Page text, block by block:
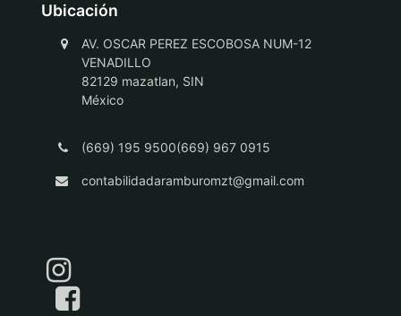
Ubicación
AV. OSCAR PEREZ ESCOBOSA NUM-12
VENADILLO
82129 mazatlan, SIN
México
(669) 195 9500(669) 967 0915
contabilidadaramburomzt@gmail.com